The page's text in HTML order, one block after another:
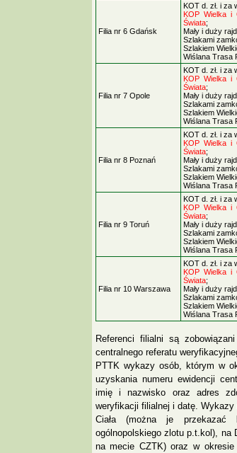
Filia nr 6 Gdańsk
KOT d. zł. i za
KOP Wielka i
Świata;
Mały i duży
Szlakami
Szlakiem
Wiślana Trasa
Filia nr 7 Opole
KOT d. zł. i za
KOP Wielka i
Świata;
Mały i duży
Szlakami
Szlakiem
Wiślana Trasa
Filia nr 8 Poznań
KOT d. zł. i za
KOP Wielka i
Świata;
Mały i duży
Szlakami
Szlakiem
Wiślana Trasa
Filia nr 9 Toruń
KOT d. zł. i za
KOP Wielka i
Świata;
Mały i duży
Szlakami
Szlakiem
Wiślana Trasa
Filia nr 10 Warszawa
KOT d. zł. i za
KOP Wielka i
Świata;
Mały i duży
Szlakami
Szlakiem
Wiślana Trasa
Referenci filialni są
centralnego referatu
PTTK wykazy osób, którym w
uzyskania numeru ewidencji
imię i nazwisko oraz adres
weryfikacji filialnej i datę. Wykazy
Ciała (można je przekazać
ogólnopolskiego zlotu p.t.kol), na
na mecie CZTK) oraz w